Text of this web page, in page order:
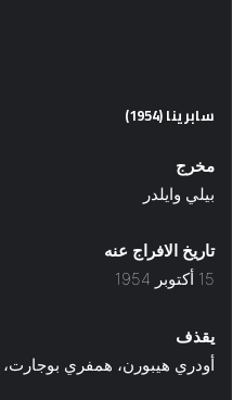
سابرينا (1954)
مخرج
بيلي وايلدر
تاريخ الافراج عنه
15 أكتوبر 1954
يقذف
أودري هيبورن، همفري بوجارت،